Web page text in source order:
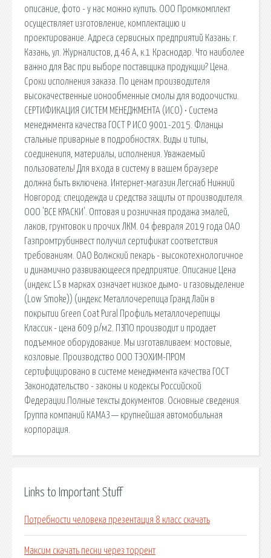
описание, фото - у нас можно купить. ООО Промкомплект
осуществляет изготовление, комплектацию и
проектирование. Адреса сервисных предприятий Казань: г.
Казань, ул. Журналистов, д.46 А, к.1 Краснодар. Что наиболее
важно для Вас при выборе поставщика продукции? Цена.
Сроки исполнения заказа. По ценам производителя
высокачественные ионообменные смолы для водоочистки.
СЕРТИФИКАЦИЯ СИСТЕМ МЕНЕДЖМЕНТА (ИСО) • Система
менеджмента качества ГОСТ Р ИСО 9001-2015. Фланцы
стальные приварные в подробностях. Виды и типы,
соединенипя, материалы, исполнения. Уважаемый
пользователь! Для входа в систему в вашем браузере
должна быть включена. Интернет-магазин Легснаб Нижний
Новгород: спецодежда и средства защиты от производителя.
ООО 'ВСЕ КРАСКИ'. Оптовая и розничная продажа эмалей,
лаков, грунтовок и прочих ЛКМ. 04 февраля 2019 года ОАО
Газпромтрубинвест получил сертификат соответствия
требованиям. ОАО Волжский пекарь - высокотехнологичное
и динамично развивающееся предприятие. Описание Цена
(индекс LS в марках означает низкое дымо- и газовыделение
(Low Smoke)) (индекс Металлочерепица Гранд Лайн в
покрытии Green Coat Pural Профиль металлочерепицы
Классик - цена 609 р/м2. ПЗПО производит и продает
подъемное оборудование. Мы изготавливаем: мостовые,
козловые. Производство ООО ТЭОХИМ-ПРОМ
сертифицировано в системе менеджмента качества ГОСТ
Законодательство - законы и кодексы Российской
Федерации.Полные тексты документов. Основные сведения.
Группа компаний КАМАЗ — крупнейшая автомобильная
корпорация.
Links to Important Stuff
Потребности человека презентация 8 класс скачать
Максим скачать песни через торрент